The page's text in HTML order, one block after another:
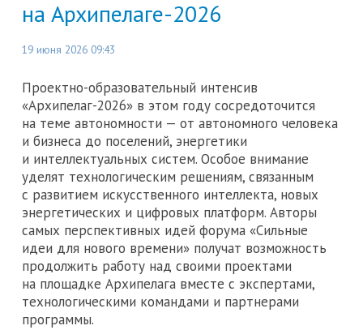
на Архипелаге-2026
19 июня 2026 09:43
Проектно-образовательный интенсив
«Архипелаг-2026» в этом году сосредоточится
на теме автономности — от автономного человека
и бизнеса до поселений, энергетики
и интеллектуальных систем. Особое внимание
уделят технологическим решениям, связанным
с развитием искусственного интеллекта, новых
энергетических и цифровых платформ. Авторы
самых перспективных идей форума «Сильные
идеи для нового времени» получат возможность
продолжить работу над своими проектами
на площадке Архипелага вместе с экспертами,
технологическими командами и партнерами
программы.